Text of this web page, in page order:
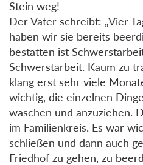
Stein weg!
Der Vater schreibt: „Vier
haben wir sie bereits
bestatten ist
Schwerstarbeit. Kaum zu
klang erst sehr viele
wichtig, die einzelnen
waschen und anzuziehen.
im Familienkreis. Es war
schließen und dann auch
Friedhof zu gehen, zu